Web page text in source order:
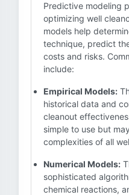
Predictive modeling
optimizing well
models help
technique, predict
costs and risks.
include:
Empirical Models:
historical data and
cleanout
simple to use but
complexities of all
Numerical Models:
sophisticated
chemical reactions,